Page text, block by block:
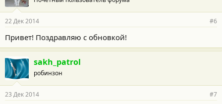
22 Дек 2014 #6
Привет! Поздравляю с обновкой!
sakh_patrol
робинзон
23 Дек 2014 #7